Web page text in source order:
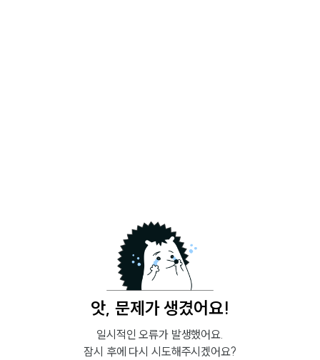
앗, 문제가 생겼어요!
일시적인 오류가 발생했어요.
잠시 후에 다시 시도해주시겠어요?